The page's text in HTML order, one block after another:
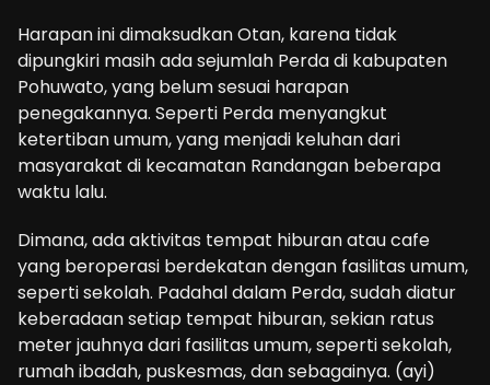
Harapan ini dimaksudkan Otan, karena tidak
dipungkiri masih ada sejumlah Perda di kabupaten
Pohuwato, yang belum sesuai harapan
penegakannya. Seperti Perda menyangkut
ketertiban umum, yang menjadi keluhan dari
masyarakat di kecamatan Randangan beberapa
waktu lalu.
Dimana, ada aktivitas tempat hiburan atau cafe
yang beroperasi berdekatan dengan fasilitas umum,
seperti sekolah. Padahal dalam Perda, sudah diatur
keberadaan setiap tempat hiburan, sekian ratus
meter jauhnya dari fasilitas umum, seperti sekolah,
rumah ibadah, puskesmas, dan sebagainya. (ayi)